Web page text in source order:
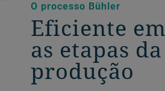
O processo Bühler
Eficiente
as etapas da
produção